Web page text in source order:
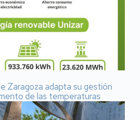
Zaragoza adapta su gestión
de las temperaturas